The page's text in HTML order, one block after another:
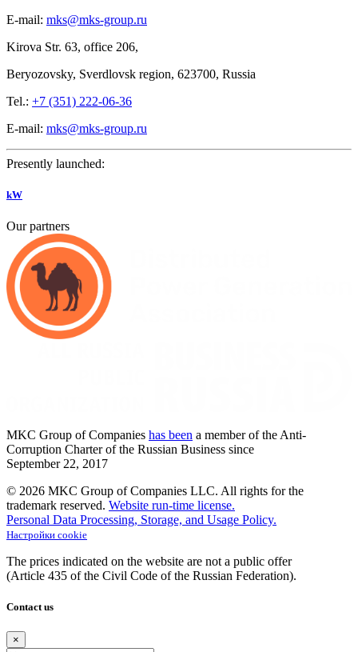
E-mail: mks@mks-group.ru
Kirova Str. 63, office 206,
Beryozovsky, Sverdlovsk region, 623700, Russia
Tel.: +7 (351) 222-06-36
E-mail: mks@mks-group.ru
Presently launched:
kW
Our partners
MKC Group of Companies has been a member of the Anti-
Corruption Charter of the Russian Business since
September 22, 2017
© 2026 MKC Group of Companies LLC. All rights for the
trademark reserved. Website run-time license.
Personal Data Processing, Storage, and Usage Policy.
Настройки cookie
The prices indicated on the website are not a public offer
(Article 435 of the Civil Code of the Russian Federation).
Contact us
×